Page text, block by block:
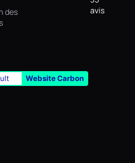
des
avis
Website Carbon